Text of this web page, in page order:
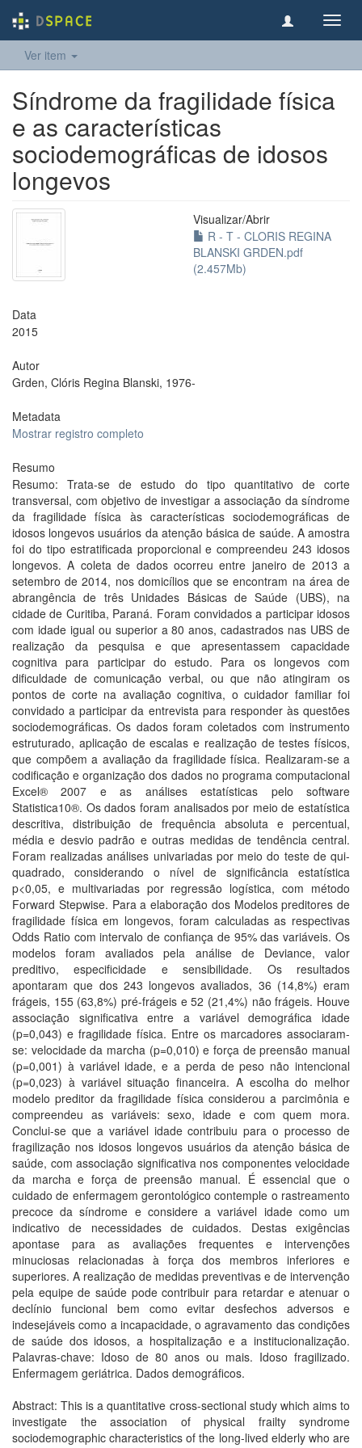
Ver item
Síndrome da fragilidade física
e as características
sociodemográficas de idosos
longevos
Visualizar/Abrir
R - T - CLORIS REGINA
BLANSKI GRDEN.pdf
(2.457Mb)
Data
2015
Autor
Grden, Clóris Regina Blanski, 1976-
Metadata
Mostrar registro completo
Resumo
Resumo: Trata-se de estudo do tipo quantitativo de corte
transversal, com objetivo de investigar a associação da síndrome
da fragilidade física às características sociodemográficas de
idosos longevos usuários da atenção básica de saúde. A amostra
foi do tipo estratificada proporcional e compreendeu 243 idosos
longevos. A coleta de dados ocorreu entre janeiro de 2013 a
setembro de 2014, nos domicílios que se encontram na área de
abrangência de três Unidades Básicas de Saúde (UBS), na
cidade de Curitiba, Paraná. Foram convidados a participar idosos
com idade igual ou superior a 80 anos, cadastrados nas UBS de
realização da pesquisa e que apresentassem capacidade
cognitiva para participar do estudo. Para os longevos com
dificuldade de comunicação verbal, ou que não atingiram os
pontos de corte na avaliação cognitiva, o cuidador familiar foi
convidado a participar da entrevista para responder às questões
sociodemográficas. Os dados foram coletados com instrumento
estruturado, aplicação de escalas e realização de testes físicos,
que compõem a avaliação da fragilidade física. Realizaram-se a
codificação e organização dos dados no programa computacional
Excel® 2007 e as análises estatísticas pelo software
Statistica10®. Os dados foram analisados por meio de estatística
descritiva, distribuição de frequência absoluta e percentual,
média e desvio padrão e outras medidas de tendência central.
Foram realizadas análises univariadas por meio do teste de qui-
quadrado, considerando o nível de significância estatística
p<0,05, e multivariadas por regressão logística, com método
Forward Stepwise. Para a elaboração dos Modelos preditores de
fragilidade física em longevos, foram calculadas as respectivas
Odds Ratio com intervalo de confiança de 95% das variáveis. Os
modelos foram avaliados pela análise de Deviance, valor
preditivo, especificidade e sensibilidade. Os resultados
apontaram que dos 243 longevos avaliados, 36 (14,8%) eram
frágeis, 155 (63,8%) pré-frágeis e 52 (21,4%) não frágeis. Houve
associação significativa entre a variável demográfica idade
(p=0,043) e fragilidade física. Entre os marcadores associaram-
se: velocidade da marcha (p=0,010) e força de preensão manual
(p=0,001) à variável idade, e a perda de peso não intencional
(p=0,023) à variável situação financeira. A escolha do melhor
modelo preditor da fragilidade física considerou a parcimônia e
compreendeu as variáveis: sexo, idade e com quem mora.
Conclui-se que a variável idade contribuiu para o processo de
fragilização nos idosos longevos usuários da atenção básica de
saúde, com associação significativa nos componentes velocidade
da marcha e força de preensão manual. É essencial que o
cuidado de enfermagem gerontológico contemple o rastreamento
precoce da síndrome e considere a variável idade como um
indicativo de necessidades de cuidados. Destas exigências
apontase para as avaliações frequentes e intervenções
minuciosas relacionadas à força dos membros inferiores e
superiores. A realização de medidas preventivas e de intervenção
pela equipe de saúde pode contribuir para retardar e atenuar o
declínio funcional bem como evitar desfechos adversos e
indesejáveis como a incapacidade, o agravamento das condições
de saúde dos idosos, a hospitalização e a institucionalização.
Palavras-chave: Idoso de 80 anos ou mais. Idoso fragilizado.
Enfermagem geriátrica. Dados demográficos.
Abstract: This is a quantitative cross-sectional study which aims to
investigate the association of physical frailty syndrome
sociodemographic characteristics of the long-lived elderly who are